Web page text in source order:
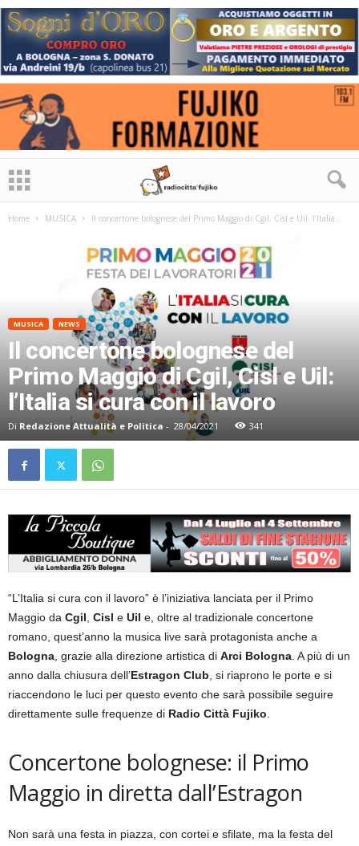
Home MUSICA Il concertone bolognese del Primo Maggio di Cgil, Cisl e Uil: l’Italia...
MUSICA NEWS
Il concertone bolognese del
Primo Maggio di Cgil, Cisl e Uil:
l’Italia si cura con il lavoro
Di Redazione Attualità e Politica - 28/04/2021 341
“L’Italia si cura con il lavoro” è l’iniziativa lanciata per il Primo
Maggio da Cgil, Cisl e Uil e, oltre al tradizionale concertone
romano, quest’anno la musica live sarà protagonista anche a
Bologna, grazie alla direzione artistica di Arci Bologna. A più di un
anno dalla chiusura dell’Estragon Club, si riaprono le porte e si
riaccendono le luci per questo evento che sarà possibile seguire
direttamente sulle frequenze di Radio Città Fujiko.
Concertone bolognese: il Primo
Maggio in diretta dall’Estragon
Non sarà una festa in piazza, con cortei e sfilate, ma la festa del